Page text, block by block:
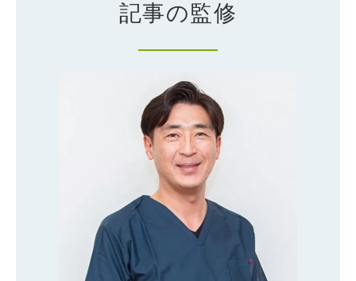
記事の監修